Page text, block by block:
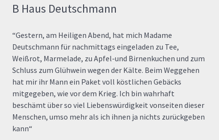
B Haus Deutschmann
“Gestern, am Heiligen Abend, hat mich Madame
Deutschmann für nachmittags eingeladen zu Tee,
Weißrot, Marmelade, zu Apfel-und Birnenkuchen und zum
Schluss zum Glühwein wegen der Kälte. Beim Weggehen
hat mir ihr Mann ein Paket voll köstlichen Gebäcks
mitgegeben, wie vor dem Krieg. Ich bin wahrhaft
beschämt über so viel Liebenswürdigkeit vonseiten dieser
Menschen, umso mehr als ich ihnen ja nichts zurückgeben
kann“